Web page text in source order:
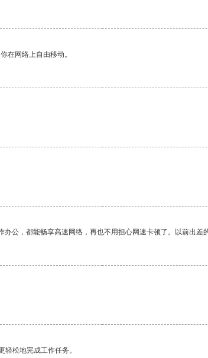
在网络上自由移动。
公，都能畅享高速网络，再也不用担心网速卡顿了。以前出
松地完成工作任务。